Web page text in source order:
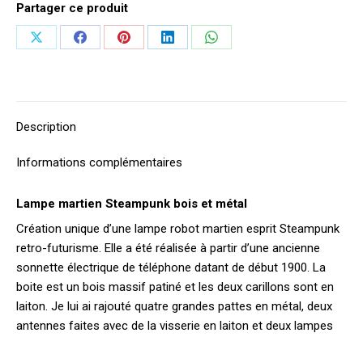
Partager ce produit
PartagerPartagerPartagerPartagerPartager
Description
Informations complémentaires
Lampe martien Steampunk bois et métal
Création unique d’une lampe robot martien esprit Steampunk
retro-futurisme. Elle a été réalisée à partir d’une ancienne
sonnette électrique de téléphone datant de début 1900. La
boite est un bois massif patiné et les deux carillons sont en
laiton. Je lui ai rajouté quatre grandes pattes en métal, deux
antennes faites avec de la visserie en laiton et deux lampes